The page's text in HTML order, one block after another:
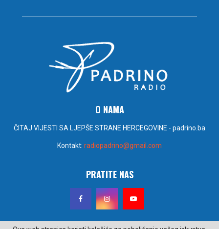
O NAMA
ČITAJ VIJESTI SA LJEPŠE STRANE HERCEGOVINE - padrino.ba
Kontakt: radiopadrino@gmail.com
PRATITE NAS